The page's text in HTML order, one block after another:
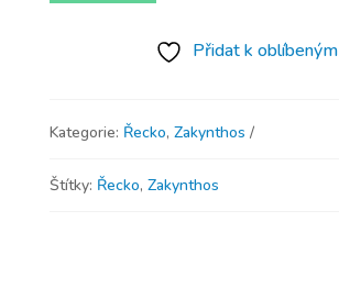
Přidat k oblíbeným
Kategorie: Řecko, Zakynthos
Štítky: Řecko, Zakynthos